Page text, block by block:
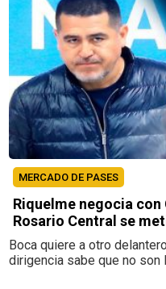
MERCADO DE PASES
Riquelme negocia con
Rosario Central se
Boca quiere a otro
dirigencia sabe que no